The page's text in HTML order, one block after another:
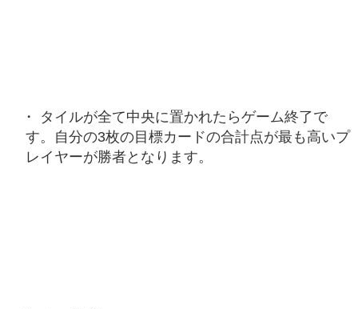
タイルが全て中央に置かれたらゲーム終了で
す。自分の3枚の目標カードの合計点が最も高いプ
レイヤーが勝者となります。